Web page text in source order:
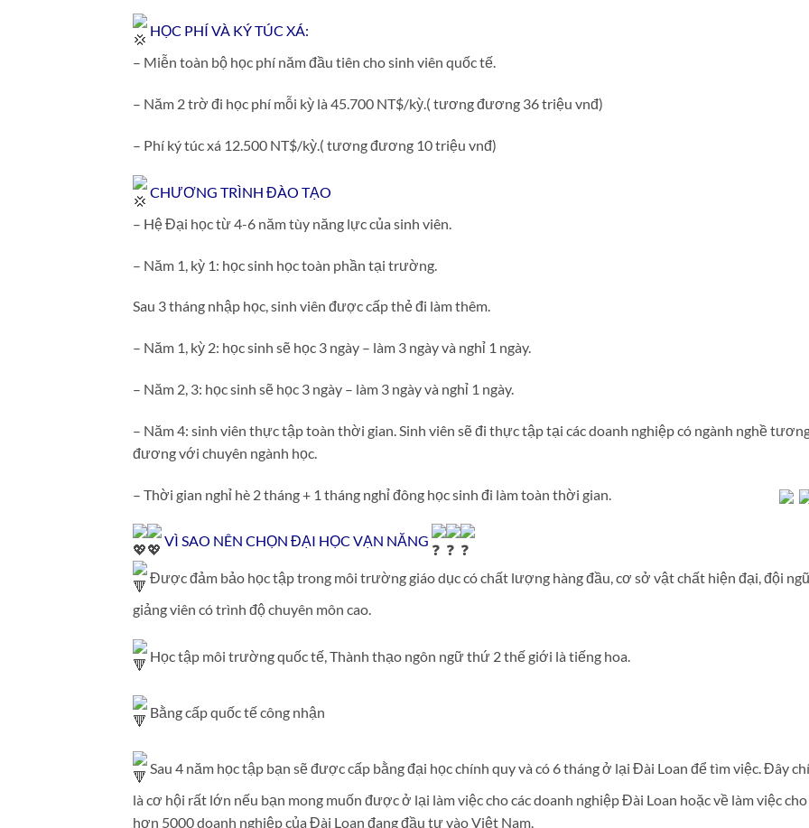
HỌC PHÍ VÀ KÝ TÚC XÁ:
– Miễn toàn bộ học phí năm đầu tiên cho sinh viên quốc tế.
– Năm 2 trờ đi học phí mỗi kỳ là 45.700 NT$/kỳ.( tương đương 36 triệu vnđ)
– Phí ký túc xá 12.500 NT$/kỳ.( tương đương 10 triệu vnđ)
CHƯƠNG TRÌNH ĐÀO TẠO
– Hệ Đại học từ 4-6 năm tùy năng lực của sinh viên.
– Năm 1, kỳ 1: học sinh học toàn phần tại trường.
Sau 3 tháng nhập học, sinh viên được cấp thẻ đi làm thêm.
– Năm 1, kỳ 2: học sinh sẽ học 3 ngày – làm 3 ngày và nghỉ 1 ngày.
– Năm 2, 3: học sinh sẽ học 3 ngày – làm 3 ngày và nghỉ 1 ngày.
– Năm 4: sinh viên thực tập toàn thời gian. Sinh viên sẽ đi thực tập tại các doanh nghiệp có ngành nghề
đương với chuyên ngành học.
– Thời gian nghỉ hè 2 tháng + 1 tháng nghỉ đông học sinh đi làm toàn thời gian.
VÌ SAO NÊN CHỌN ĐẠI HỌC VẠN NĂNG
Được đảm bảo học tập trong môi trường giáo dục có chất lượng hàng đầu, cơ sở vật chất hiện đại, đội ngũ
giảng viên có trình độ chuyên môn cao.
Học tập môi trường quốc tế, Thành thạo ngôn ngữ thứ 2 thế giới là tiếng hoa.
Bằng cấp quốc tế công nhận
Sau 4 năm học tập bạn sẽ được cấp bằng đại học chính quy và có 6 tháng ở lại Đài Loan để tìm việc. Đây
là cơ hội rất lớn nếu bạn mong muốn được ở lại làm việc cho các doanh nghiệp Đài Loan hoặc về làm việc cho
hơn 5000 doanh nghiệp của Đài Loan đang đầu tư vào Việt Nam.